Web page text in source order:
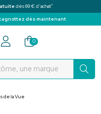
dès 69 € d’achat*
dès maintenant
des Rochettes Votre
0
de la Vue